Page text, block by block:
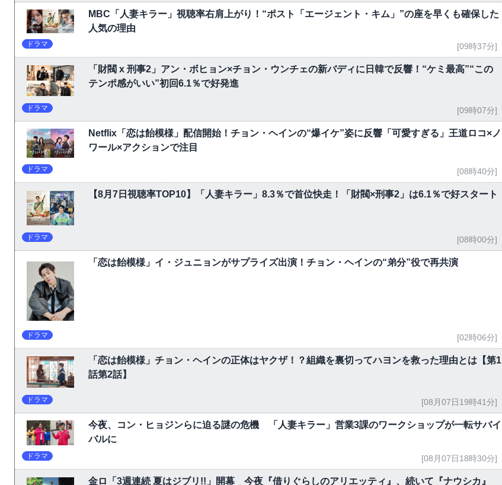
MBC「人妻キラー」視聴率右肩上がり！“ポスト「エージェント・キム」”の座を早くも確保した
人気の理由
ドラマ [09時37分]
「財閥 x 刑事2」アン・ボヒョン×チョン・ウンチェの新バディに日韓で反響！“ケミ最高”“この
テンポ感がいい”初回6.1％で好発進
ドラマ [09時07分]
Netflix「恋は飴模様」配信開始！チョン・ヘインの“爆イケ”姿に反響「可愛すぎる」王道ロコ×ノ
ワール×アクションで注目
ドラマ [08時40分]
【8月7日視聴率TOP10】「人妻キラー」8.3％で首位快走！「財閥×刑事2」は6.1％で好スタート
ドラマ [08時00分]
「恋は飴模様」イ・ジュニョンがサプライズ出演！チョン・ヘインの“弟分”役で再共演
ドラマ [02時06分]
「恋は飴模様」チョン・ヘインの正体はヤクザ！？組織を裏切ってハヨンを救った理由とは【第1
話第2話】
ドラマ [08月07日19時41分]
今夜、コン・ヒョジンらに迫る謎の危機 「人妻キラー」営業3課のワークショップが一転サバイ
バルに
ドラマ [08月07日18時30分]
金ロ「3週連続 夏はジブリ!!」開幕 今夜『借りぐらしのアリエッティ』、続いて『ナウシカ』